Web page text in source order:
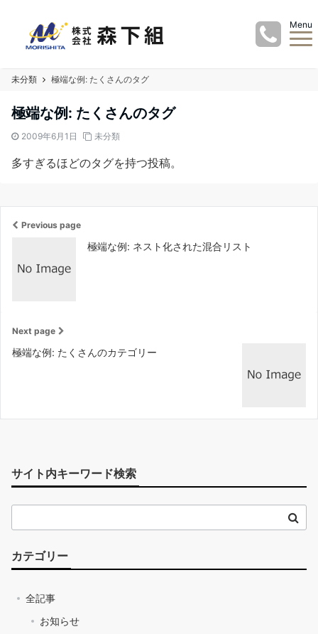
Menu
未分類 極端な例: たくさんのタグ
極端な例: たくさんのタグ
2009年6月1日 未分類
多すぎるほどのタグを持つ投稿。
Previous page
極端な例: ネスト化された混合リスト
Next page
極端な例: たくさんのカテゴリー
サイト内キーワード検索
カテゴリー
全記事
お知らせ